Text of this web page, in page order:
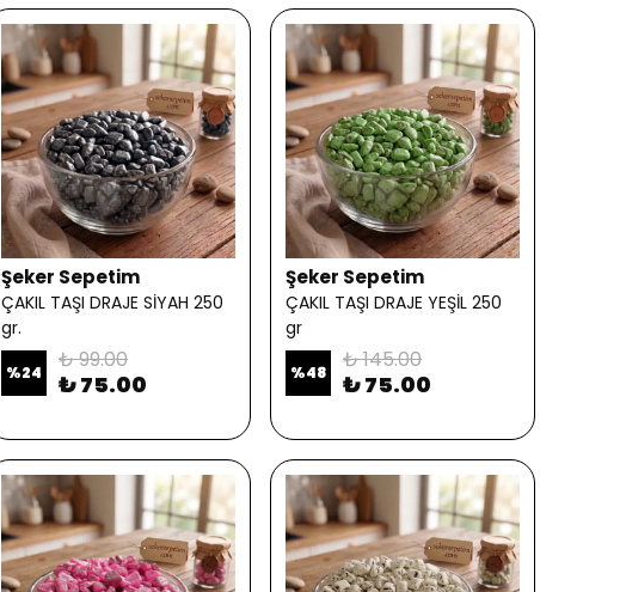
Şeker Sepetim
ÇAKIL TAŞI DRAJE SİYAH 250
gr.
%24 ₺ 99.00
₺ 75.00
Şeker Sepetim
ÇAKIL TAŞI DRAJE YEŞİL 250
gr
%48 ₺ 145.00
₺ 75.00